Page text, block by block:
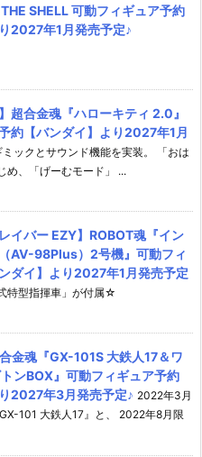
SHELL 可動フィギュア予約
2027年1月発売予定♪
超合金魂『ハローキティ 2.0』
約【バンダイ】より2027年1月
ックとサウンド機能を実装。 「おは
め、「げーむモード」 ...
イバー EZY】ROBOT魂『イン
AV-98Plus）2号機』可動フィ
ダイ】より2027年1月発売予定
特型指揮車」が付属☆
合金魂『GX-101S 大鉄人17＆ワ
ンBOX』可動フィギュア予約
2027年3月発売予定♪ 2022年3月
101 大鉄人17』と、 2022年8月限